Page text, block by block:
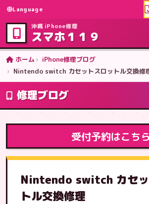
Language
沖縄 iPhone修理
スマホ１１９
ホーム
iPhone修理ブログ
Nintendo switch カセットスロットル交換修
修理ブログ
受付予約はこちら
Nintendo switch カセッ
トル交換修理